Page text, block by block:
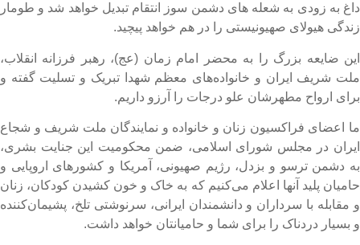
به زودی به شعله های دشمن سوز انتقام تبدیل خواهد شد و طومار
هیولای صهیونیستی را در هم خواهد پیچید.
ضایعه بزرگ را به محضر امام زمان (عج)، رهبر فرزانه انقلاب،
شریف ایران و خانواده‌های معظم شهدا تبریک و تسلیت گفته و
ارواح مطهرشان علو درجات را آرزو داریم.
اعضای فراکسیون زنان و خانواده و نمایندگان ملت شریف و شجاع
در مجلس شورای اسلامی، ضمن محکومیت این جنایت بشری،
دشمن ترسو و بزدل، رژیم صهیونی، آمریکا و کشورهای اروپایی و
پلید آنها اعلام می‌کنیم که به خاک و خون کشیدن کودکان، زنان
مقابله با سرداران و دانشمندان ایرانی، سرنوشتی تلخ، پشیمان‌کننده
بسیار دردناک را برای شما و حامیانتان خواهد داشت.